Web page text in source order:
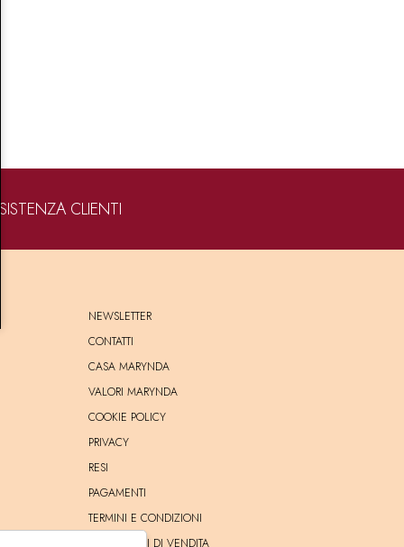
CLIENTI
NEWSLETTER
CONTATTI
CASA MARYNDA
VALORI MARYNDA
COOKIE POLICY
PRIVACY
RESI
PAGAMENTI
TERMINI E CONDIZIONI
CONDIZIONI DI VENDITA